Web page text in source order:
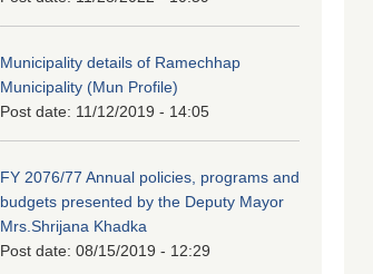
Municipality details of Ramechhap
Municipality (Mun Profile)
Post date: 11/12/2019 - 14:05
FY 2076/77 Annual policies, programs and
budgets presented by the Deputy Mayor
Mrs.Shrijana Khadka
Post date: 08/15/2019 - 12:29